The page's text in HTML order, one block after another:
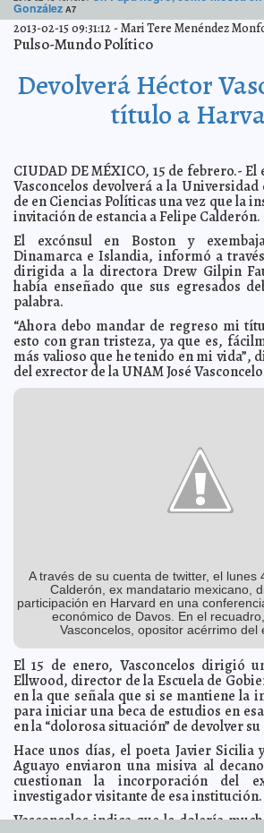
González A7
2013-02-16 10:08:26 OCDE pide a México reducir
Benedicto recibió al Presidente
2013-02-16 10:05:34 'Guerra de divisas', peligrosa:
Gobierno de Israel indemnizará
Murió el flamante Embajador
2013-02-16 10:00:23 Investigan donativo de 60 mdd
A7
2013-02-16 09:59:00 Brote de gripe aviar en siete
Ernst von Freyberg, nuevo
Vaticano Mari Tere Menéndez Monforte
2013-02-15 21:55:20 Ex alcaldesa defiende sus
Monforte
2013-02-15 21:53:05
lesionados
2013-02-15 21:50:28 Atrapan por robo a un gerente
2013-02-15 21:48:16 Trozos del meteorito valdrían
Mari Tere Menéndez Monforte
2013-02-15 21:46:51
Edil perredista, a favor de
Afilan cuchillos Bertone y
Encuentran cadáver en
2013-02-15 19:14:25 Asteroide 2012 DA14 pasó de
2013-02-15 18:58:19 Exportadores, optimistas por
2013-02-15 18:36:35 Tragedia: atropellan a un
Menéndez Monforte
2013-02-15 18:31:33 La llegada del 'Carnival
2013-02-15 17:53:02 Sofía Castro llama a delegados
ciudadanos Mari Tere Menéndez Monforte
2013-02-15 17:51:20 Priistas podrán postularse
ciudadanos Mari Tere Menéndez Monforte
2013-02-15 17:32:49 Fiscalía enseña perspectiva de
Tere Menéndez Monforte
2013-02-15 17:19:07 WikiLeaks publica 684 mil
México Mari Tere Menéndez Monforte
2013-02-15 09:31:12-Mari Tere Menéndez
Pulso-Mundo Político
Devolverá Héctor
título a
CIUDAD DE MÉXICO, 15 de febrero.-
Vasconcelos devolverá a la
de en Ciencias Políticas una vez que la
invitación de estancia a Felipe Calderón.
El excónsul en Boston y
Dinamarca e Islandia, informó a
dirigida a la directora Drew Gilpin
había enseñado que sus egresados
palabra.
“Ahora debo mandar de regreso mi
esto con gran tristeza, ya que es,
más valioso que he tenido en mi vida”,
del exrector de la UNAM José
A través de su cuenta de twitter, el lunes
Calderón, ex mandatario mexicano,
participación en Harvard en una
económico de Davos. En el
Vasconcelos, opositor acérrimo del
El 15 de enero, Vasconcelos dirigió
Ellwood, director de la Escuela de
en la que señala que si se mantiene la
para iniciar una beca de estudios en
en la “dolorosa situación” de devolver
Hace unos días, el poeta Javier Sicilia
Aguayo enviaron una misiva al
cuestionan la incorporación del
investigador visitante de esa institución.
Vasconcelos indica que le dolería